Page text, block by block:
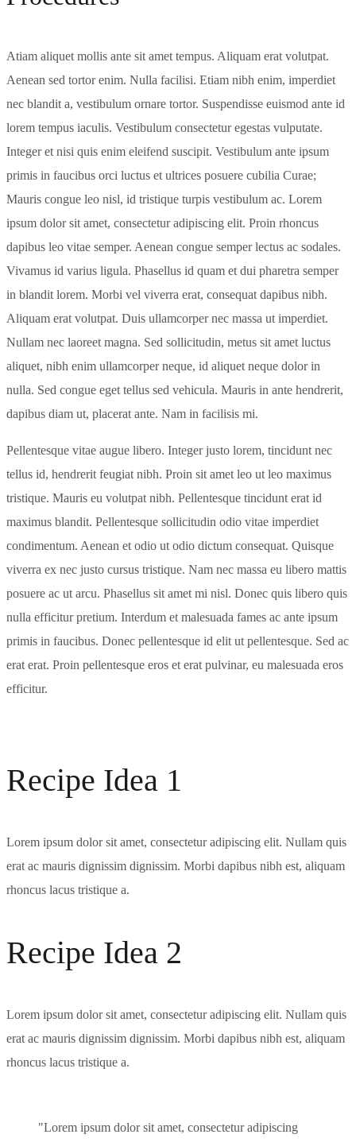
Atiam aliquet mollis ante sit amet tempus. Aliquam erat volutpat.
Aenean sed tortor enim. Nulla facilisi. Etiam nibh enim, imperdiet
nec blandit a, vestibulum ornare tortor. Suspendisse euismod ante id
lorem tempus iaculis. Vestibulum consectetur egestas vulputate.
Integer et nisi quis enim eleifend suscipit. Vestibulum ante ipsum
primis in faucibus orci luctus et ultrices posuere cubilia Curae;
Mauris congue leo nisl, id tristique turpis vestibulum ac. Lorem
ipsum dolor sit amet, consectetur adipiscing elit. Proin rhoncus
dapibus leo vitae semper. Aenean congue semper lectus ac sodales.
Vivamus id varius ligula. Phasellus id quam et dui pharetra semper
in blandit lorem. Morbi vel viverra erat, consequat dapibus nibh.
Aliquam erat volutpat. Duis ullamcorper nec massa ut imperdiet.
Nullam nec laoreet magna. Sed sollicitudin, metus sit amet luctus
aliquet, nibh enim ullamcorper neque, id aliquet neque dolor in
nulla. Sed congue eget tellus sed vehicula. Mauris in ante hendrerit,
dapibus diam ut, placerat ante. Nam in facilisis mi.
Pellentesque vitae augue libero. Integer justo lorem, tincidunt nec
tellus id, hendrerit feugiat nibh. Proin sit amet leo ut leo maximus
tristique. Mauris eu volutpat nibh. Pellentesque tincidunt erat id
maximus blandit. Pellentesque sollicitudin odio vitae imperdiet
condimentum. Aenean et odio ut odio dictum consequat. Quisque
viverra ex nec justo cursus tristique. Nam nec massa eu libero mattis
posuere ac ut arcu. Phasellus sit amet mi nisl. Donec quis libero quis
nulla efficitur pretium. Interdum et malesuada fames ac ante ipsum
primis in faucibus. Donec pellentesque id elit ut pellentesque. Sed ac
erat erat. Proin pellentesque eros et erat pulvinar, eu malesuada eros
efficitur.
Recipe Idea 1
Lorem ipsum dolor sit amet, consectetur adipiscing elit. Nullam quis
erat ac mauris dignissim dignissim. Morbi dapibus nibh est, aliquam
rhoncus lacus tristique a.
Recipe Idea 2
Lorem ipsum dolor sit amet, consectetur adipiscing elit. Nullam quis
erat ac mauris dignissim dignissim. Morbi dapibus nibh est, aliquam
rhoncus lacus tristique a.
Lorem ipsum dolor sit amet, consectetur adipiscing